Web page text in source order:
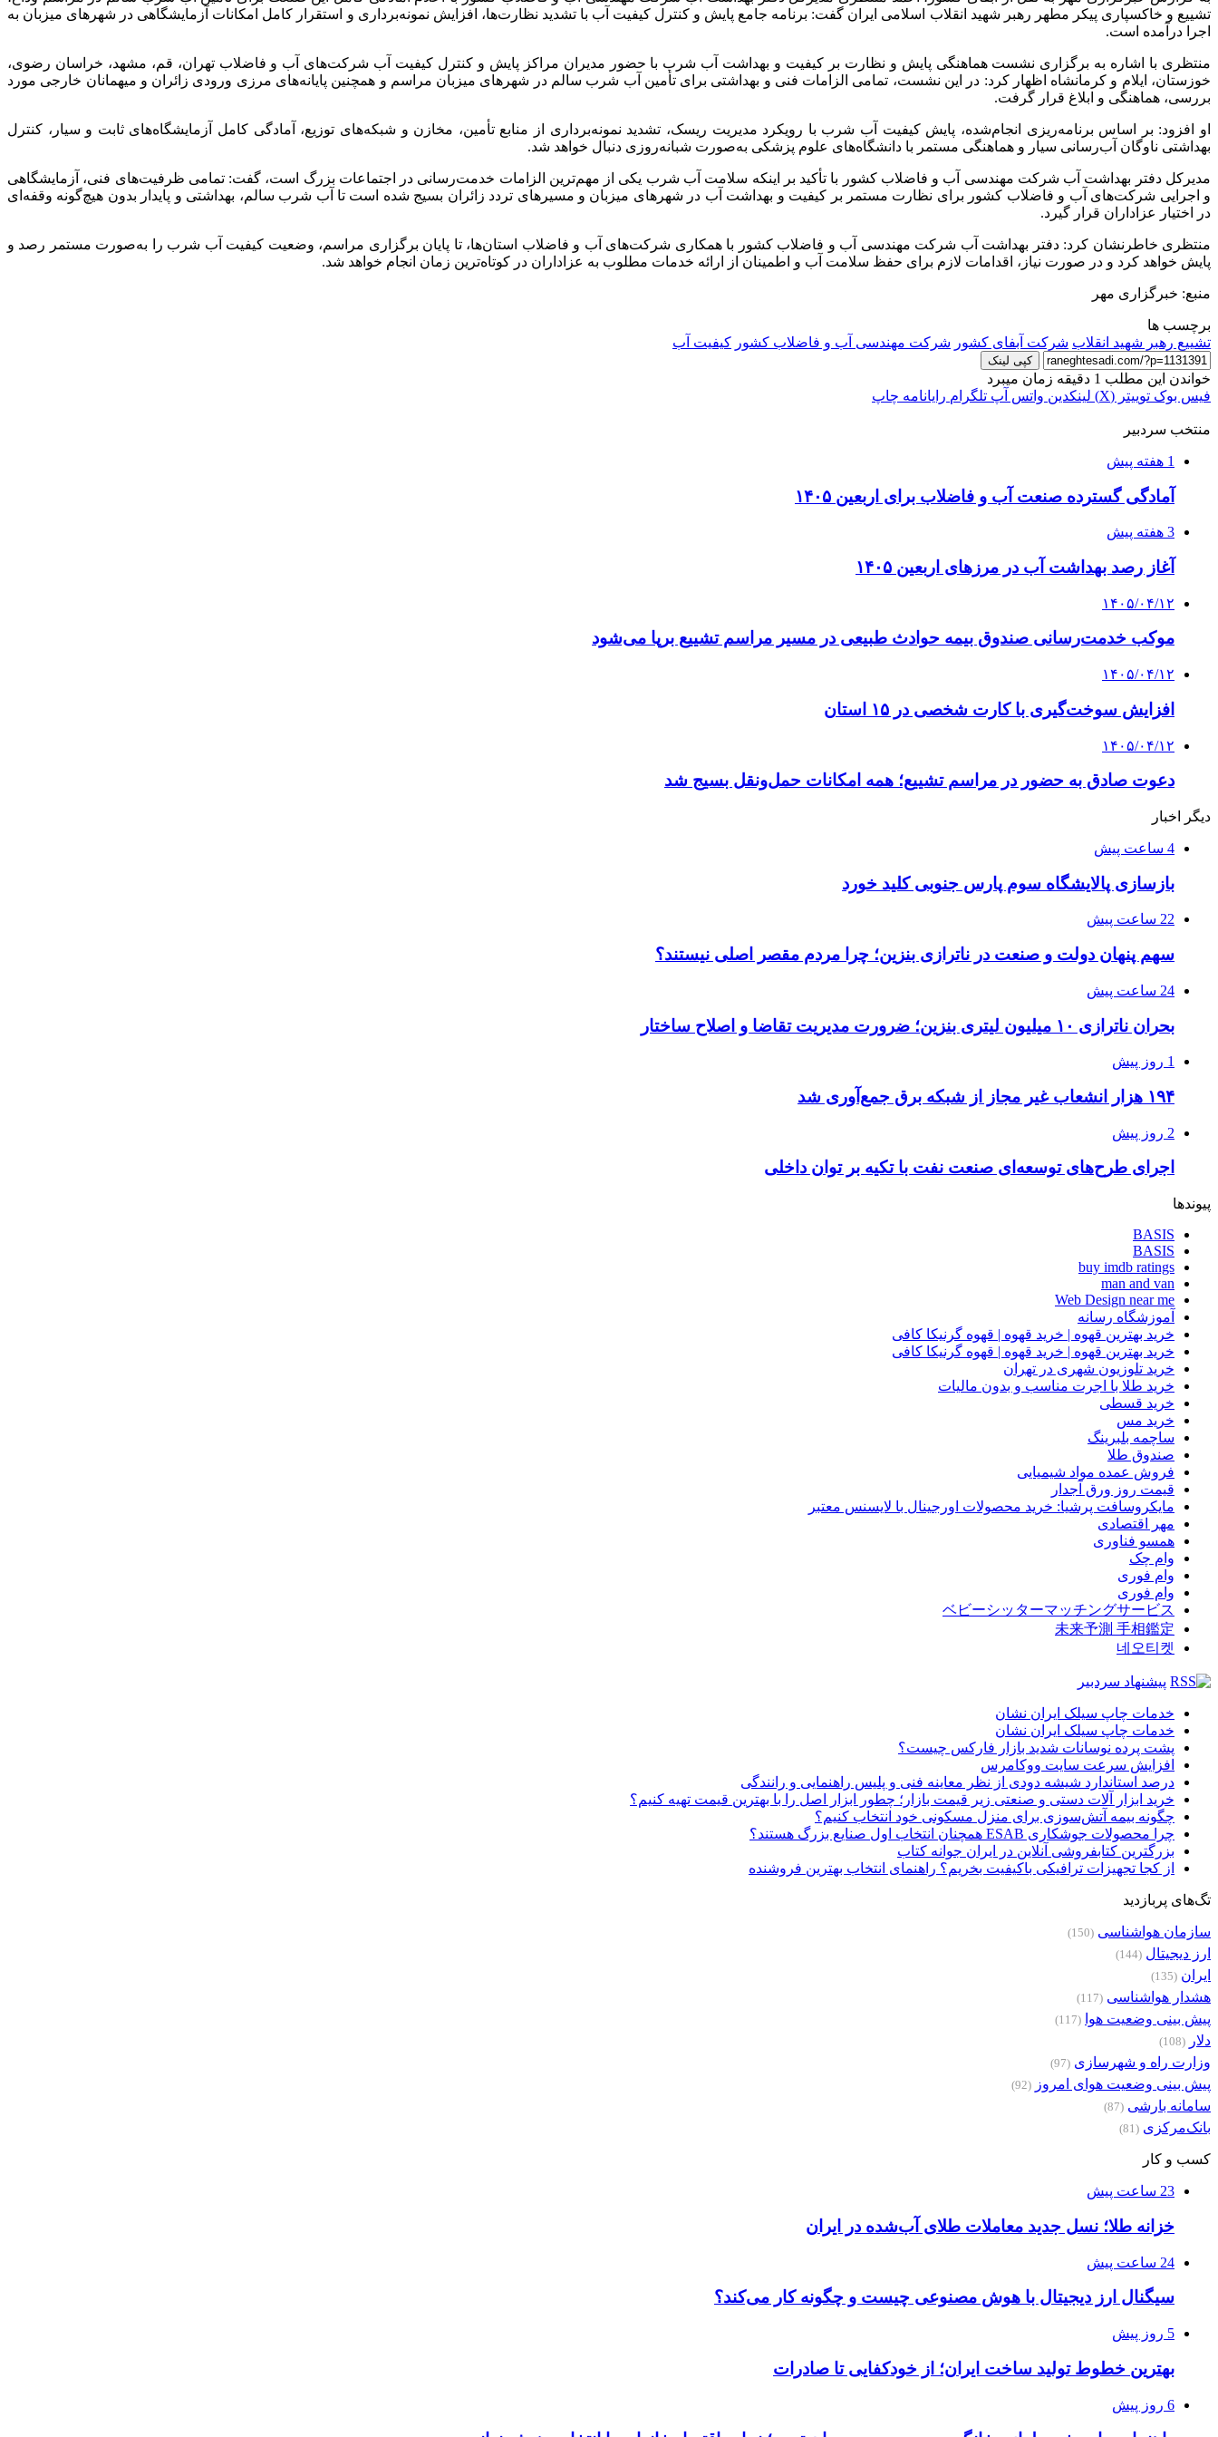
تشییع و خاکسپاری پیکر مطهر رهبر شهید انقلاب اسلامی ایران گفت: برنامه جامع پایش و کنترل کیفیت آب با تشدید نظارت‌ها، افزایش نمونه‌برداری و استقرار کامل امکانات آزمایشگاهی در شهرهای میزبان به
اجرا درآمده است.
منتظری با اشاره به برگزاری نشست هماهنگی پایش و نظارت بر کیفیت و بهداشت آب شرب با حضور مدیران مراکز پایش و کنترل کیفیت آب شرکت‌های آب و فاضلاب تهران، قم، مشهد، خراسان رضوی،
خوزستان، ایلام و کرمانشاه اظهار کرد: در این نشست، تمامی الزامات فنی و بهداشتی برای تأمین آب شرب سالم در شهرهای میزبان مراسم و همچنین پایانه‌های مرزی ورودی زائران و میهمانان خارجی مورد
بررسی، هماهنگی و ابلاغ قرار گرفت.
او افزود: بر اساس برنامه‌ریزی انجام‌شده، پایش کیفیت آب شرب با رویکرد مدیریت ریسک، تشدید نمونه‌برداری از منابع تأمین، مخازن و شبکه‌های توزیع، آمادگی کامل آزمایشگاه‌های ثابت و سیار، کنترل
بهداشتی ناوگان آب‌رسانی سیار و هماهنگی مستمر با دانشگاه‌های علوم پزشکی به‌صورت شبانه‌روزی دنبال خواهد شد.
مدیرکل دفتر بهداشت آب شرکت مهندسی آب و فاضلاب کشور با تأکید بر اینکه سلامت آب شرب یکی از مهم‌ترین الزامات خدمت‌رسانی در اجتماعات بزرگ است، گفت: تمامی ظرفیت‌های فنی، آزمایشگاهی
و اجرایی شرکت‌های آب و فاضلاب کشور برای نظارت مستمر بر کیفیت و بهداشت آب در شهرهای میزبان و مسیرهای تردد زائران بسیج شده است تا آب شرب سالم، بهداشتی و پایدار بدون هیچ‌گونه وقفه‌ای
در اختیار عزاداران قرار گیرد.
منتظری خاطرنشان کرد: دفتر بهداشت آب شرکت مهندسی آب و فاضلاب کشور با همکاری شرکت‌های آب و فاضلاب استان‌ها، تا پایان برگزاری مراسم، وضعیت کیفیت آب شرب را به‌صورت مستمر رصد و
پایش خواهد کرد و در صورت نیاز، اقدامات لازم برای حفظ سلامت آب و اطمینان از ارائه خدمات مطلوب به عزاداران در کوتاه‌ترین زمان انجام خواهد شد.
منبع: خبرگزاری مهر
برچسب ها
تشییع رهبر شهید انقلاب شرکت آبفای کشور شرکت مهندسی آب و فاضلاب کشور کیفیت آب
کپی لینک
خواندن این مطلب 1 دقیقه زمان میبرد
فیس بوک توییتر (X) لینکدین واتس آپ تلگرام رایانامه چاپ
منتخب سردبیر
1 هفته پیش
آمادگی گسترده صنعت آب و فاضلاب برای اربعین ۱۴۰۵
3 هفته پیش
آغاز رصد بهداشت آب در مرزهای اربعین ۱۴۰۵
۱۴۰۵/۰۴/۱۲
موکب خدمت‌رسانی صندوق بیمه حوادث طبیعی در مسیر مراسم تشییع برپا می‌شود
۱۴۰۵/۰۴/۱۲
افزایش سوخت‌گیری با کارت شخصی در ۱۵ استان
۱۴۰۵/۰۴/۱۲
دعوت صادق به حضور در مراسم تشییع؛ همه امکانات حمل‌ونقل بسیج شد
دیگر اخبار
4 ساعت پیش
بازسازی پالایشگاه سوم پارس جنوبی کلید خورد
22 ساعت پیش
سهم پنهان دولت و صنعت در ناترازی بنزین؛ چرا مردم مقصر اصلی نیستند؟
24 ساعت پیش
بحران ناترازی ۱۰ میلیون لیتری بنزین؛ ضرورت مدیریت تقاضا و اصلاح ساختار
1 روز پیش
۱۹۴ هزار انشعاب غیر مجاز از شبکه برق جمع‌آوری شد
2 روز پیش
اجرای طرح‌های توسعه‌ای صنعت نفت با تکیه بر توان داخلی
پیوندها
BASIS
BASIS
buy imdb ratings
man and van
Web Design near me
آموزشگاه رسانه
خرید بهترین قهوه | خرید قهوه | قهوه گرنیکا کافی
خرید بهترین قهوه | خرید قهوه | قهوه گرنیکا کافی
خرید تلوزیون شهری در تهران
خرید طلا با اجرت مناسب و بدون مالیات
خرید قسطی
خرید مس
ساچمه بلبرینگ
صندوق طلا
فروش عمده مواد شیمیایی
قیمت روز ورق آجدار
مایکروسافت پرشیا: خرید محصولات اورجینال با لایسنس معتبر
مهر اقتصادی
همسو فناوری
وام چک
وام فوری
وام فوری
ベビーシッターマッチングサービス
未来予測 手相鑑定
네오티켓
پیشنهاد سردبیر
خدمات چاپ سیلک ایران نشان
خدمات چاپ سیلک ایران نشان
پشت پرده نوسانات شدید بازار فارکس چیست؟
افزایش سرعت سایت ووکامرس
درصد استاندارد شیشه دودی از نظر معاینه فنی و پلیس راهنمایی و رانندگی
خرید ابزار آلات دستی و صنعتی زیر قیمت بازار؛ چطور ابزار اصل را با بهترین قیمت تهیه کنیم؟
چگونه بیمه آتش‌سوزی برای منزل مسکونی خود انتخاب کنیم؟
چرا محصولات جوشکاری ESAB همچنان انتخاب اول صنایع بزرگ هستند؟
بزرگترین کتابفروشی آنلاین در ایران جوانه کتاب
از کجا تجهیزات ترافیکی باکیفیت بخریم؟ راهنمای انتخاب بهترین فروشنده
تگ‌های پربازدید
سازمان هواشناسی (150)
ارز دیجیتال (144)
ایران (135)
هشدار هواشناسی (117)
پیش بینی وضعیت هوا (117)
دلار (108)
وزارت راه و شهرسازی (97)
پیش بینی وضعیت هوای امروز (92)
سامانه بارشی (87)
بانک‌مرکزی (81)
کسب و کار
23 ساعت پیش
خزانه طلا؛ نسل جدید معاملات طلای آب‌شده در ایران
24 ساعت پیش
سیگنال ارز دیجیتال با هوش مصنوعی چیست و چگونه کار می‌کند؟
5 روز پیش
بهترین خطوط تولید ساخت ایران؛ از خودکفایی تا صادرات
6 روز پیش